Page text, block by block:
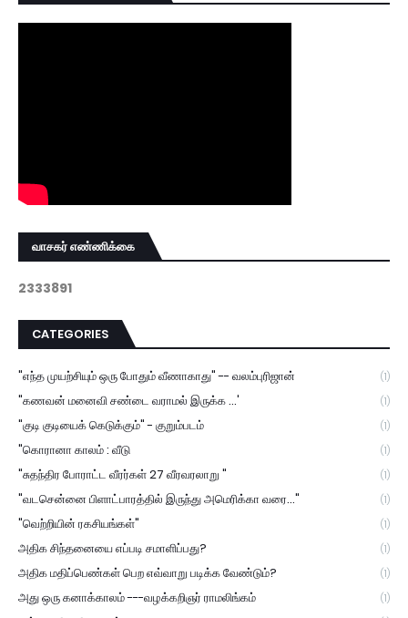
வாசகர் எண்ணிக்கை
2333891
CATEGORIES
"எந்த முயற்சியும் ஒரு போதும் வீணாகாது" -- வலம்புரிஜான் (1)
"கணவன் மனைவி சண்டை வராமல் இருக்க ...' (1)
"குடி குடியைக் கெடுக்கும்" - குறும்படம் (1)
"கொரானா காலம் : வீடு (1)
"சுதந்திர போராட்ட வீரர்கள் 27 வீரவரலாறு " (1)
"வடசென்னை பிளாட்பாரத்தில் இருந்து அமெரிக்கா வரை..." (1)
"வெற்றியின் ரகசியங்கள்" (1)
அதிக சிந்தனையை எப்படி சமாளிப்பது? (1)
அதிக மதிப்பெண்கள் பெற எவ்வாறு படிக்க வேண்டும்? (1)
அது ஒரு கனாக்காலம் ---வழக்கறிஞர் ராமலிங்கம் (1)